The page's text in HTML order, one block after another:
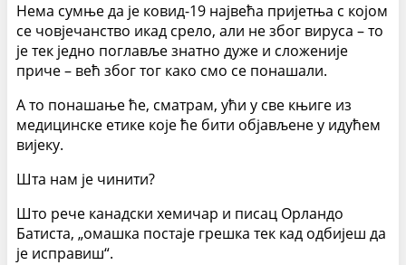
Нема сумње да је ковид-19 највећа пријетња с којом
се човјечанство икад срело, али не због вируса – то
је тек једно поглавље знатно дуже и сложеније
приче – већ због тог како смо се понашали.
А то понашање ће, сматрам, ући у све књиге из
медицинске етике које ће бити објављене у идућем
вијеку.
Шта нам је чинити?
Што рече канадски хемичар и писац Орландо
Батиста, „омашка постаје грешка тек кад одбијеш да
је исправиш“.